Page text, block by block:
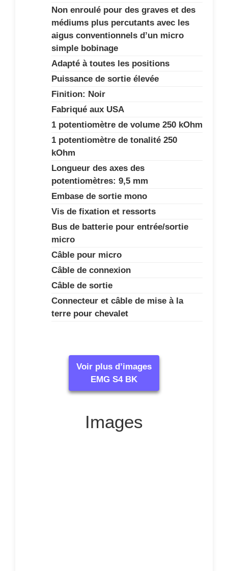
Non enroulé pour des graves et des
médiums plus percutants avec les
aigus conventionnels d’un micro
simple bobinage
Adapté à toutes les positions
Puissance de sortie élevée
Finition: Noir
Fabriqué aux USA
1 potentiomètre de volume 250 kOhm
1 potentiomètre de tonalité 250
kOhm
Longueur des axes des
potentiomètres: 9,5 mm
Embase de sortie mono
Vis de fixation et ressorts
Bus de batterie pour entrée/sortie
micro
Câble pour micro
Câble de connexion
Câble de sortie
Connecteur et câble de mise à la
terre pour chevalet
Voir plus d’images
EMG S4 BK
Images